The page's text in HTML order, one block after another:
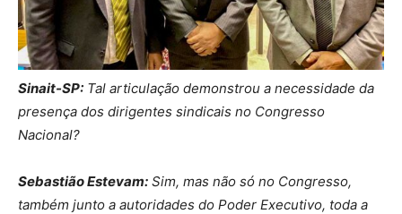
Sinait-SP: Tal articulação demonstrou a necessidade da
presença dos dirigentes sindicais no Congresso
Nacional?
Sebastião Estevam: Sim, mas não só no Congresso,
também junto a autoridades do Poder Executivo, toda a